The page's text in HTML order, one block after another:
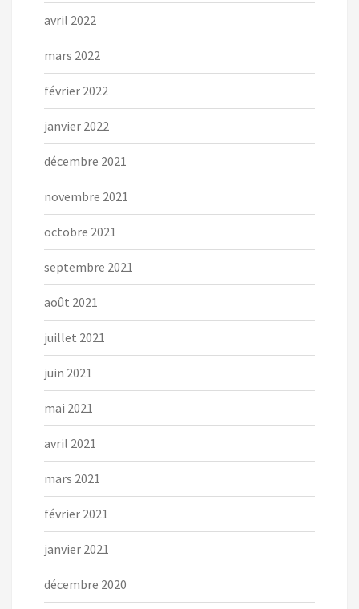
avril 2022
mars 2022
février 2022
janvier 2022
décembre 2021
novembre 2021
octobre 2021
septembre 2021
août 2021
juillet 2021
juin 2021
mai 2021
avril 2021
mars 2021
février 2021
janvier 2021
décembre 2020